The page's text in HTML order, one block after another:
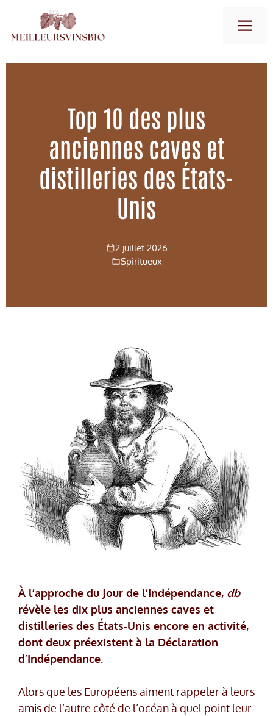
contenu
Top 10 des plus
anciennes caves et
distilleries des États-
Unis
2 juillet 2026
Spiritueux
À l’approche du Jour de l’Indépendance, db
révèle les dix plus anciennes caves et
distilleries des États‑Unis encore en activité,
dont deux préexistent à la Déclaration
d’Indépendance.
Alors que les Européens aiment rappeler à leurs
amis de l’autre côté de l’océan à quel point leur